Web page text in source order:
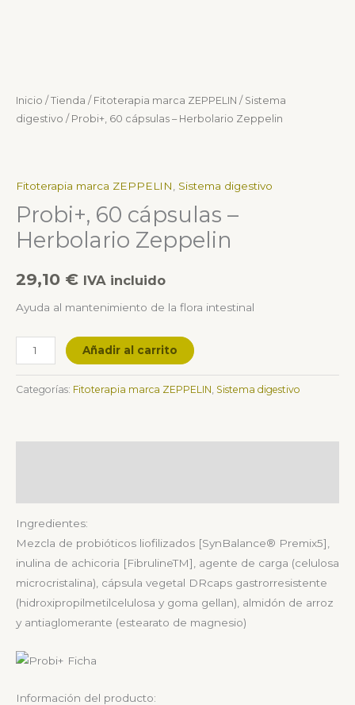
Inicio / Tienda / Fitoterapia marca ZEPPELIN / Sistema
digestivo / Probi+, 60 cápsulas – Herbolario Zeppelin
Fitoterapia marca ZEPPELIN, Sistema digestivo
Probi+, 60 cápsulas –
Herbolario Zeppelin
29,10 € IVA incluido
Ayuda al mantenimiento de la flora intestinal
Añadir al carrito
Categorías: Fitoterapia marca ZEPPELIN Sistema digestivo
Ingredientes:
Mezcla de probióticos liofilizados [SynBalance® Premix5],
inulina de achicoria [FibrulineTM], agente de carga (celulosa
microcristalina), cápsula vegetal DRcaps gastrorresistente
(hidroxipropilmetilcelulosa y goma gellan), almidón de arroz
y antiaglomerante (estearato de magnesio)
Información del producto: